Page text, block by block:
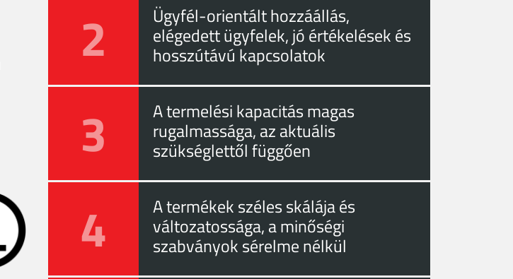
2 Ügyfél-orientált hozzáállás,
elégedett ügyfelek, jó értékelések és
hosszútávú kapcsolatok
3 A termelési kapacitás magas
rugalmassága, az aktuális
szükséglettől függően
4 A termékek széles skálája és
változatossága, a minőségi
szabványok sérelme nélkül